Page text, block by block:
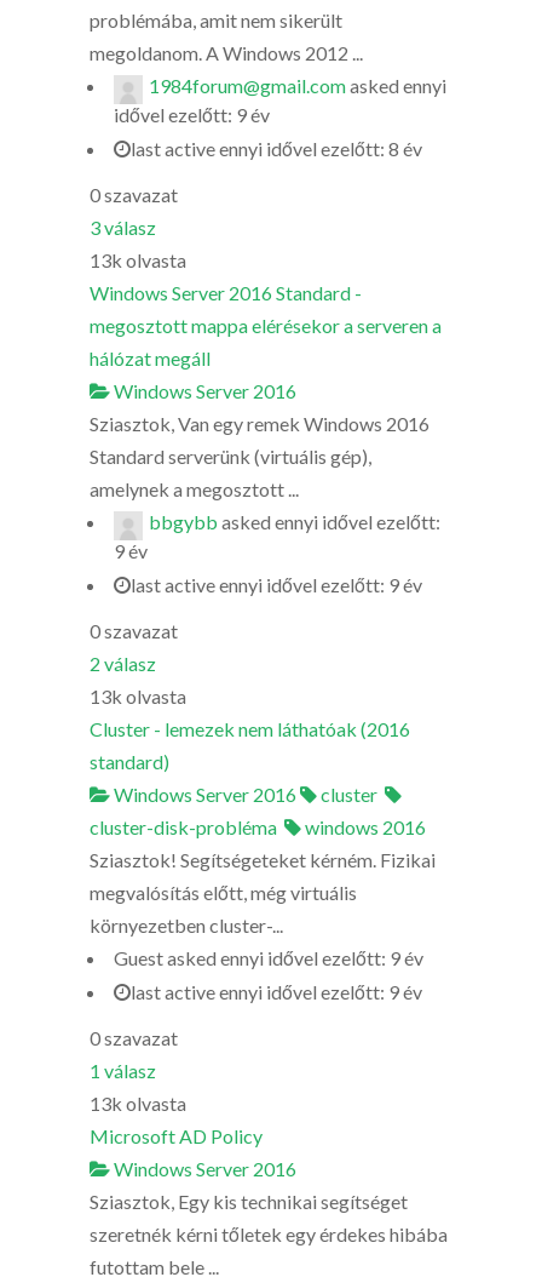
problémába, amit nem sikerült
megoldanom. A Windows 2012 ...
1984forum@gmail.comasked ennyi
idővel ezelőtt: 9 év
last active ennyi idővel ezelőtt: 8 év
0szavazat
3válasz
13k olvasta
Windows Server 2016 Standard -
megosztott mappa elérésekor a serveren a
hálózat megáll
Windows Server 2016
Sziasztok, Van egy remek Windows 2016
Standard serverünk (virtuális gép),
amelynek a megosztott ...
bbgybb asked ennyi idővel ezelőtt:
9 év
last active ennyi idővel ezelőtt: 9 év
0szavazat
2 válasz
13k olvasta
Cluster - lemezek nem láthatóak (2016
standard)
Windows Server 2016
cluster
cluster-disk-probléma
windows 2016
Sziasztok! Segítségeteket kérném. Fizikai
megvalósítás előtt, még virtuális
környezetben cluster-...
Guestasked ennyi idővel ezelőtt: 9 év
last active ennyi idővel ezelőtt: 9 év
0szavazat
1 válasz
13k olvasta
Microsoft AD Policy
Windows Server 2016
Sziasztok, Egy kis technikai segítséget
szeretnék kérni tőletek egy érdekes hibába
futottam bele ...